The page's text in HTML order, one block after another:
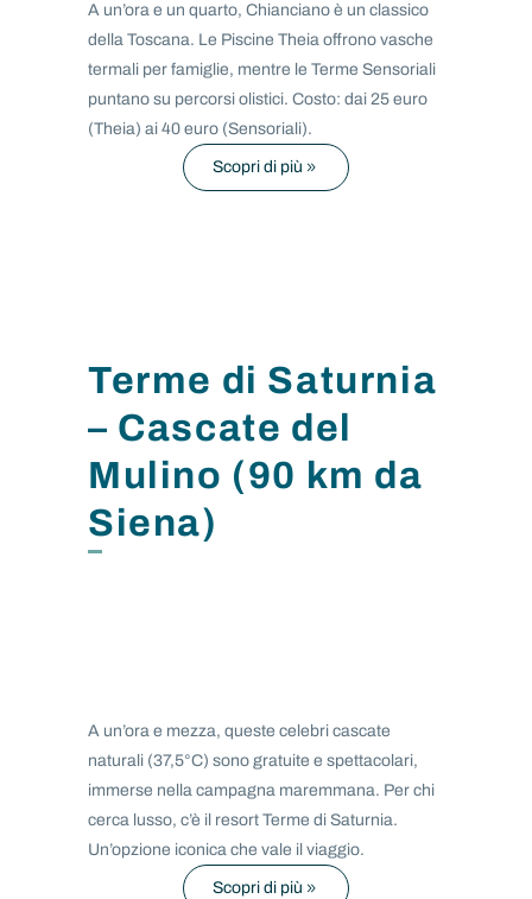
A un’ora e un quarto, Chianciano è un classico
della Toscana. Le Piscine Theia offrono vasche
termali per famiglie, mentre le Terme Sensoriali
puntano su percorsi olistici. Costo: dai 25 euro
(Theia) ai 40 euro (Sensoriali).
Scopri di più
Terme di Saturnia
– Cascate del
Mulino (90 km da
Siena)
A un’ora e mezza, queste celebri cascate
naturali (37,5°C) sono gratuite e spettacolari,
immerse nella campagna maremmana. Per chi
cerca lusso, c’è il resort Terme di Saturnia.
Un’opzione iconica che vale il viaggio.
Scopri di più